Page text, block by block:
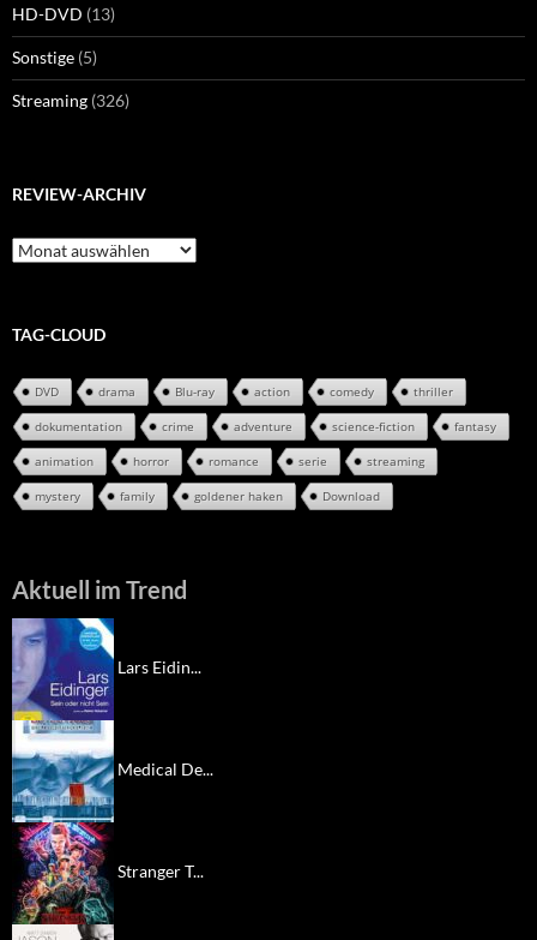
HD-DVD (13)
Sonstige (5)
Streaming (326)
REVIEW-ARCHIV
Review-
Archiv
TAG-CLOUD
DVD drama Blu-ray action comedy thriller
dokumentation crime adventure science-fiction fantasy
animation horror romance serie streaming
mystery family goldener haken Download
Aktuell im Trend
Lars Eidin...
Medical De...
Stranger T...